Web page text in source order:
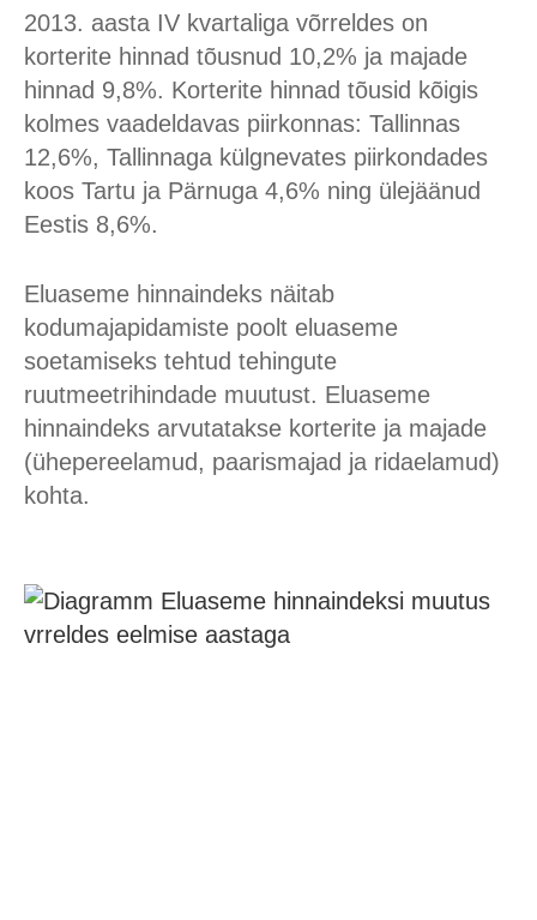
2013. aasta IV kvartaliga võrreldes on
korterite hinnad tõusnud 10,2% ja majade
hinnad 9,8%. Korterite hinnad tõusid kõigis
kolmes vaadeldavas piirkonnas: Tallinnas
12,6%, Tallinnaga külgnevates piirkondades
koos Tartu ja Pärnuga 4,6% ning ülejäänud
Eestis 8,6%.
Eluaseme hinnaindeks näitab
kodumajapidamiste poolt eluaseme
soetamiseks tehtud tehingute
ruutmeetrihindade muutust. Eluaseme
hinnaindeks arvutatakse korterite ja majade
(ühepereelamud, paarismajad ja ridaelamud)
kohta.